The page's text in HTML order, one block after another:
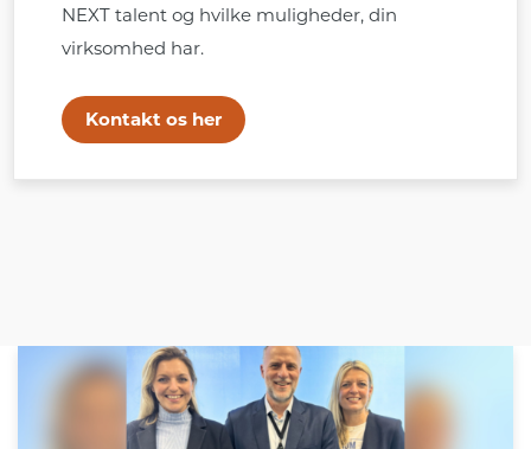
NEXT talent og hvilke muligheder, din
virksomhed har.
Kontakt os her